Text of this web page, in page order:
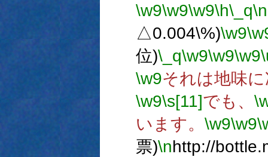
\w9\w9\w9\h\_q\n
△0.004\%)\w9
位)\_q\w9\w9\w9
\w9それは地味
\w9\s[11]でも、
います。 \w9\w9
票)\nhttp://